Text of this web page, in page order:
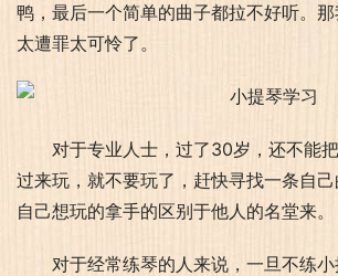
鸭，最后一个简单的曲子都拉不好听。
太遭罪太可怜了。
对于专业人士，过了30岁，还不能
过来玩，就不要玩了，赶快寻找一条自
自己想玩的拿手的区别于他人的名堂来。
对于经常练琴的人来说，一旦不练